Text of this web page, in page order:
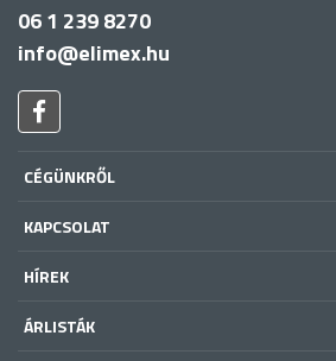
06 1 239 8270
info@elimex.hu
CÉGÜNKRŐL
KAPCSOLAT
HÍREK
ÁRLISTÁK